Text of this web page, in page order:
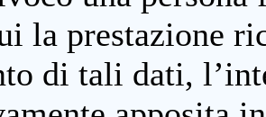
la prestazione
di tali dati,